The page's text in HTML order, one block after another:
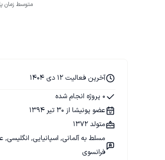
متوسط زمان
آخرین فعالیت 12 دی 1404
0 پروژه انجام شده
عضو پونیشا از 30 تیر 1394
متولد 1372
مسلط به آلمانی, اسپانیایی, انگلیسی,
فرانسوی